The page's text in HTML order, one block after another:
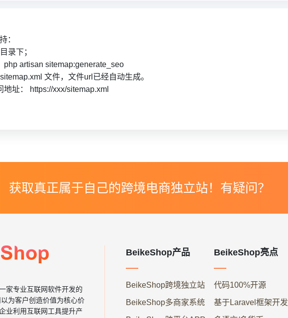
：
录下；
php artisan sitemap:generate_seo
文件，文件url已经自动生成。
地址： https://xxx/sitemap.xml
获取真正属于自己的跨境电商独立站！有疑问？
家专业互联网软件开发的
为客户创造价值为核心价
业利用互联网工具提升产
BeikeShop产品
BeikeShop跨境独立站
BeikeShop多商家系统
BeikeShop亮点
代码100%开源
基于Laravel框架开发